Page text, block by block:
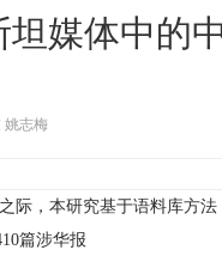
媒体中的
姚志梅
，本研究基于语料库方法
篇涉华报